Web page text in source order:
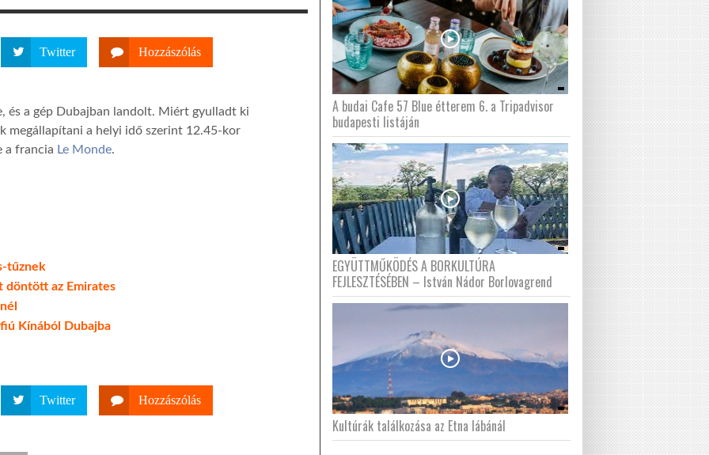
Twitter Hozzászólás
és a gép Dubajban landolt. Miért gyulladt ki
megállapítani a helyi idő szerint 12.45-kor
a francia Le Monde.
tűznek
döntött az Emirates
Kínából Dubajba
Twitter Hozzászólás
A budai Cafe 57 Blue étterem 6. a Tripadvisor
budapesti listáján
EGYÜTTMŰKÖDÉS A BORKULTÚRA
FEJLESZTÉSÉBEN – István Nádor Borlovagrend
Kultúrák találkozása az Etna lábánál